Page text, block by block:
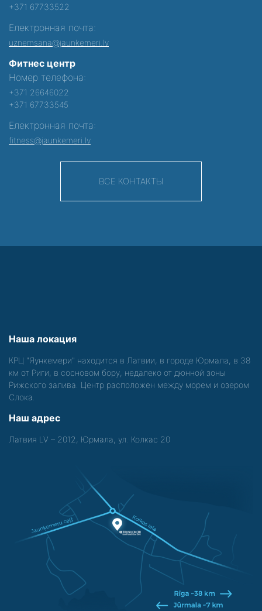
+371 67733522
Електронная почта:
uznemsana@jaunkemeri.lv
Фитнес центр
Номер телефона:
+371 26646022
+371 67733545
Електронная почта:
fitness@jaunkemeri.lv
ВСЕ КОНТАКТЫ
Наша локация
КРЦ "Яункемери" находится в Латвии, в городе Юрмала, в 38
км от Риги, в сосновом бору, недалеко от дюнной зоны
Рижского залива. Центр расположен между морем и озером
Слока.
Наш адрес
Латвия LV – 2012, Юрмала, ул. Колкас 20